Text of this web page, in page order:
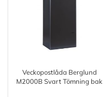
Veckopostlåda Berglund
M2000B Svart Tömning bak